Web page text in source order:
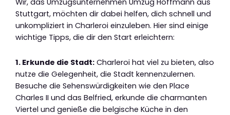
Wir, das Umzugsunternehmen Umzug Hoffmann aus
Stuttgart, möchten dir dabei helfen, dich schnell und
unkompliziert in Charleroi einzuleben. Hier sind einige
wichtige Tipps, die dir den Start erleichtern:
1. Erkunde die Stadt: Charleroi hat viel zu bieten, also
nutze die Gelegenheit, die Stadt kennenzulernen.
Besuche die Sehenswürdigkeiten wie den Place
Charles II und das Belfried, erkunde die charmanten
Viertel und genieße die belgische Küche in den